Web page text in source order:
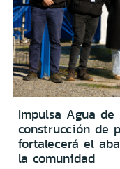
Impulsa Agua
construcción de
fortalecerá el
la comunidad